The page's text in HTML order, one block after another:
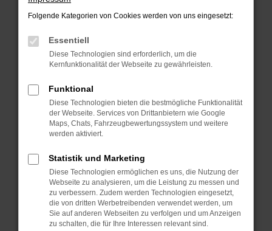
Überprüfe deine Firewall und deine
Internetverbindung.
Laden andere Webseiten, zum Beispiel deine
Suchmaschine?
Manche Erweiterungen, wie Werbeblocker,
können das Laden bestimmter Seiten
verhindern. Funktioniert die Seite in einem
anderen Browser oder in einem privaten
Starte dein Gerät neu.
Das kann manchmal helfen, vorübergehende
Probleme zu beheben.
Stelle sicher, dass dein Browser und dein
Betriebssystem auf dem neuesten Stand
Folgende Kategorien von Cookies werden von uns eingesetzt:
Essentiell
Diese Technologien sind erforderlich, um die
Kernfunktionalität der Webseite zu gewährleisten.
Funktional
Diese Technologien bieten die bestmögliche Funktionalität
der Webseite. Services von Drittanbietern wie Google
Maps, Chats, Fahrzeugbewertungssystem und weitere
werden aktiviert.
Statistik und Marketing
Diese Technologien ermöglichen es uns, die Nutzung der
Webseite zu analysieren, um die Leistung zu messen und
zu verbessern. Zudem werden Technologien eingesetzt,
die von dritten Werbetreibenden verwendet werden, um
Sie auf anderen Webseiten zu verfolgen und um Anzeigen
zu schalten, die für Ihre Interessen relevant sind.